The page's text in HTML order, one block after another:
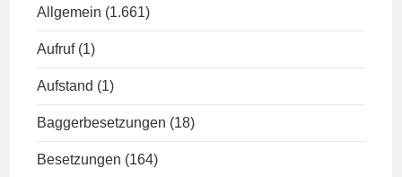
Allgemein (1.661)
Aufruf (1)
Aufstand (1)
Baggerbesetzungen (18)
Besetzungen (164)